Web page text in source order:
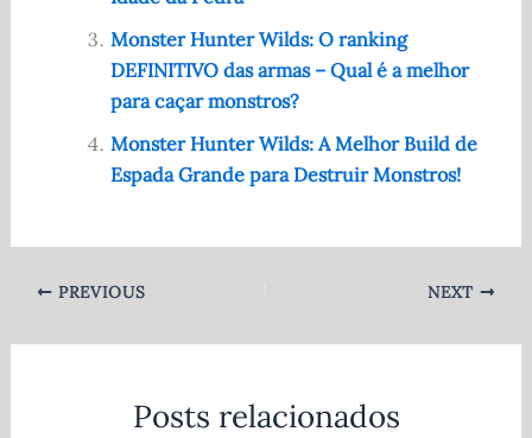
k
Monster Hunter Wilds: O ranking
DEFINITIVO das armas – Qual é a melhor
para caçar monstros?
Monster Hunter Wilds: A Melhor Build de
Espada Grande para Destruir Monstros!
PREVIOUS NEXT
Posts relacionados